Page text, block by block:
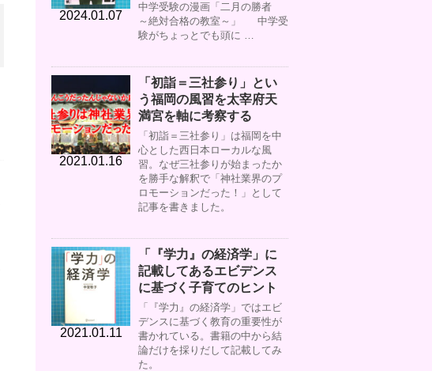
2024.01.07
中学受験の漫画「二月の勝者
～絶対合格の教室～」 中学受
験がちょっとでも頭に …
2021.01.16
「初詣＝三社参り」とい
う福岡の風習を太宰府天
満宮を軸に考察する
「初詣＝三社参り」は福岡を中
心とした西日本ローカルな風
習。なぜ三社参りが始まったか
を勝手な解釈で「神社業界のプ
ロモーションだった！」として
記事を書きました。
2021.01.11
「『学力』の経済学」に
記載してあるエビデンス
に基づく子育てのヒント
「『学力』の経済学」ではエビ
デンスに基づく教育の重要性が
書かれている。書籍の中から結
論だけを採りだして記載してみ
た。